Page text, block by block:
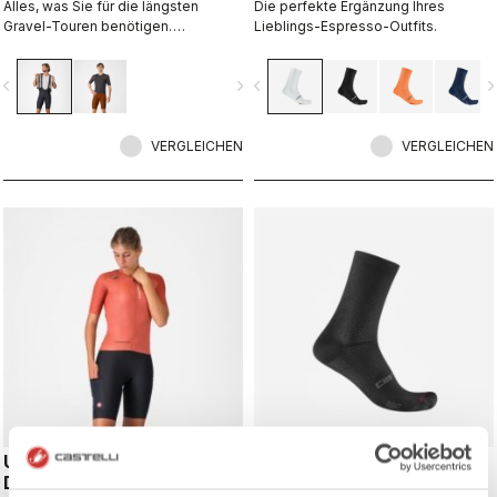
Alles, was Sie für die längsten
Gravel-Touren benötigen.
extra Stauraum.
navigate_next
VERGLEICHEN
Die perfekte Ergänzung Ihres
Lieblings-Espresso-Outfits.
navigate_before
VERGLEICHEN
UNLIMITED ENDURANCE W
DT BIBSHORT
ESPRESSO 2 W 12 SOCK